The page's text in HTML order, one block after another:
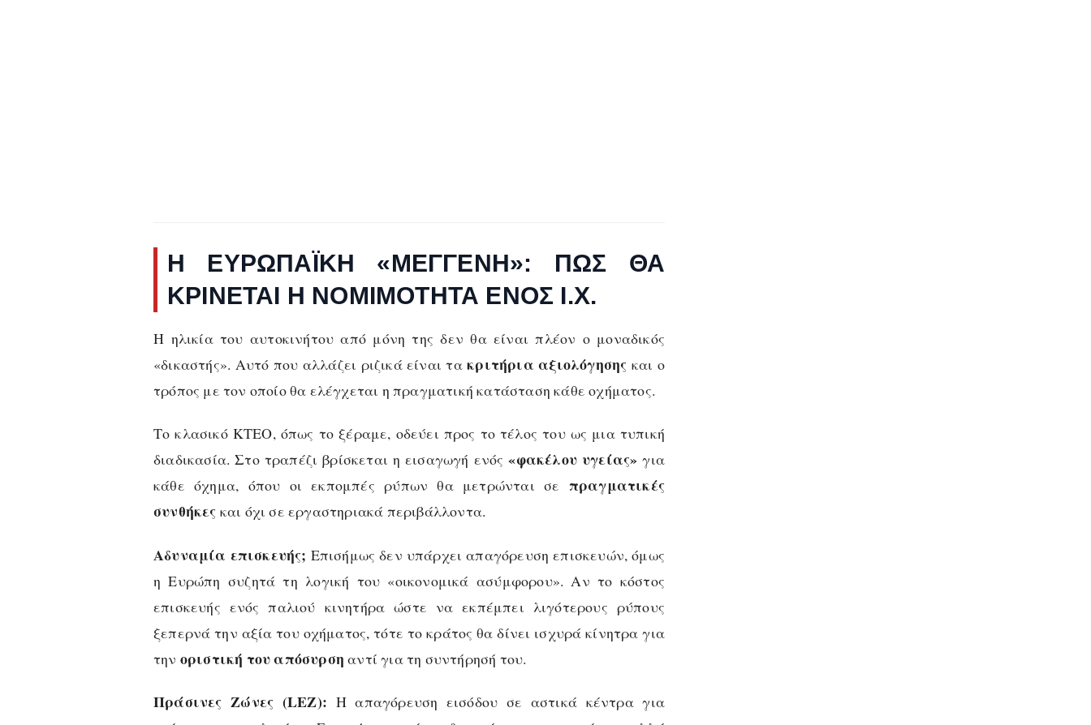
Η ΕΥΡΩΠΑΪΚΉ «ΜΈΓΓΕΝΗ»: ΠΏΣ ΘΑ
ΚΡΊΝΕΤΑΙ Η ΝΟΜΙΜΌΤΗΤΑ ΕΝΌΣ Ι.Χ.
Η ηλικία του αυτοκινήτου από μόνη της δεν θα είναι πλέον ο μοναδικός
«δικαστής». Αυτό που αλλάζει ριζικά είναι τακριτήρια αξιολόγησης και ο
τρόπος με τον οποίο θα ελέγχεται η πραγματική κατάσταση κάθε οχήματος.
Το κλασικό ΚΤΕΟ, όπως το ξέραμε, οδεύει προς το τέλος του ως μια τυπική
διαδικασία. Στο τραπέζι βρίσκεται η εισαγωγή ενός«φακέλου υγείας» για
κάθε όχημα, όπου οι εκπομπές ρύπων θα μετρώνται σε πραγματικές
συνθήκες και όχι σε εργαστηριακά περιβάλλοντα.
Αδυναμία επισκευής; Επισήμως δεν υπάρχει απαγόρευση επισκευών, όμως
η Ευρώπη συζητά τη λογική του «οικονομικά ασύμφορου». Αν το κόστος
επισκευής ενός παλιού κινητήρα ώστε να εκπέμπει λιγότερους ρύπους
ξεπερνά την αξία του οχήματος, τότε το κράτος θα δίνει ισχυρά κίνητρα για
την οριστική του απόσυρση αντί για τη συντήρησή του.
Πράσινες Ζώνες (LEZ): Η απαγόρευση εισόδου σε αστικά κέντρα για